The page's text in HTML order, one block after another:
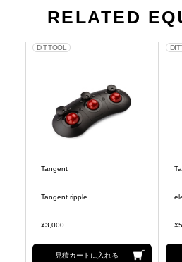
RELATED
DIT TOOL
Tangent
Tangent ripple
¥3,000
見積カートに入れる
DIT